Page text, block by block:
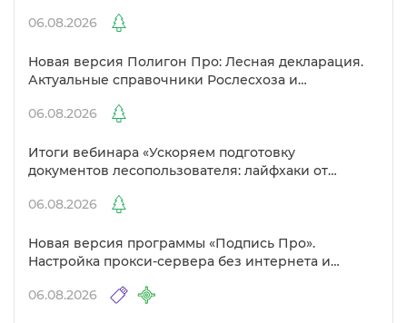
06.08.2026
Новая версия Полигон Про: Лесная декларация.
Актуальные справочники Рослесхоза и
06.08.2026
Итоги вебинара «Ускоряем подготовку
документов лесопользователя: лайфхаки от
06.08.2026
Новая версия программы «Подпись Про».
Настройка прокси-сервера без интернета и
06.08.2026